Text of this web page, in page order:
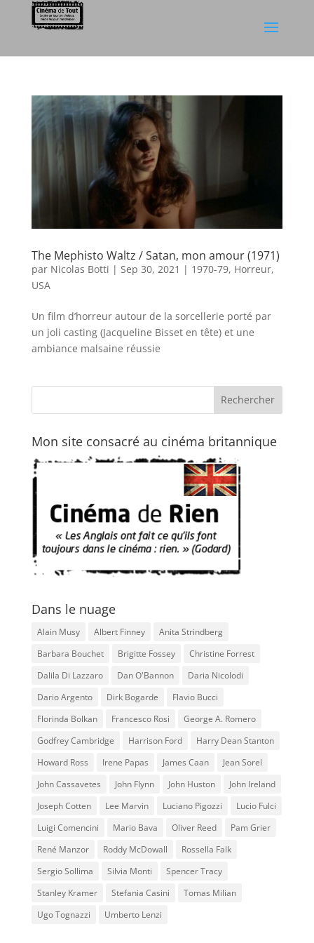
The Mephisto Waltz / Satan, mon amour (1971)
par Nicolas Botti | Sep 30, 2021 | 1970-79, Horreur,
USA
Un film d’horreur autour de la sorcellerie porté par
un joli casting (Jacqueline Bisset en tête) et une
ambiance malsaine réussie
Mon site consacré au cinéma britannique
Dans le nuage
Alain Musy Albert Finney
Anita Strindberg
Barbara Bouchet
Brigitte Fossey
Christine Forrest
Dalila Di Lazzaro
Dan O'Bannon
Daria Nicolodi
Dario Argento
Dirk Bogarde
Flavio Bucci
Florinda Bolkan
Francesco Rosi
George A. Romero
Godfrey Cambridge
Harrison Ford
Harry Dean Stanton
Howard Ross
Irene Papas James Caan
Jean Sorel
John Cassavetes
John Flynn John Huston
John Ireland
Joseph Cotten
Lee Marvin Luciano Pigozzi
Lucio Fulci
Luigi Comencini
Mario Bava Oliver Reed
Pam Grier
René Manzor
Roddy McDowall
Rossella Falk
Sergio Sollima
Silvia Monti
Spencer Tracy
Stanley Kramer
Stefania Casini
Tomas Milian
Ugo Tognazzi
Umberto Lenzi